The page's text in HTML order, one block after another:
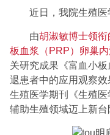
近日，我院生殖医
由胡淑敏博士领
板血浆（PRP）卵巢
关研究成果《富血小
退患者中的应用观察
生殖医学期刊《生殖
辅助生殖领域迈上新台